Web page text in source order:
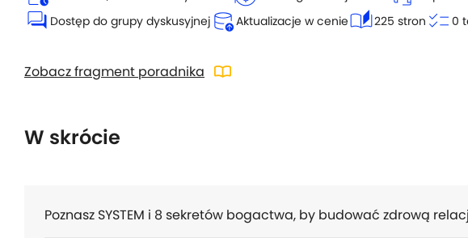
forum Dostęp do grupy dyskusyjnej database_uploadAktualizacje w cenieauto_stories225 stron checklist 0
Zobacz fragment poradnika import_contacts
W skrócie
Poznasz SYSTEM i 8 sekretów bogactwa, by budować zdrową